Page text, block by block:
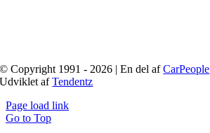
© Copyright 1991 - 2026 | En del afCarPeople
Udviklet afTendentz
Page load link
Go to Top